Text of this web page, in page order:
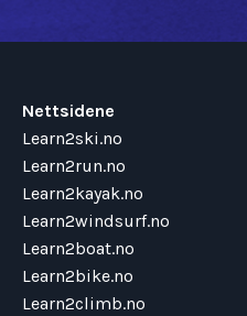
Nettsidene
Learn2ski.no
Learn2run.no
Learn2kayak.no
Learn2windsurf.no
Learn2boat.no
Learn2bike.no
Learn2climb.no